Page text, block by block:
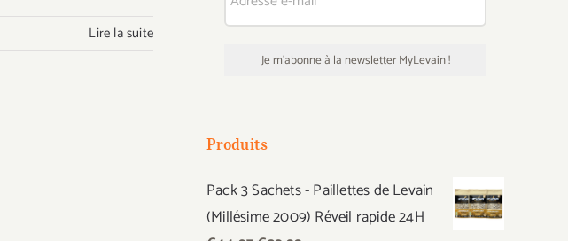
Lire la suite
Produits
Pack 3 Sachets - Paillettes de Levain
(Millésime 2009) Réveil rapide 24H